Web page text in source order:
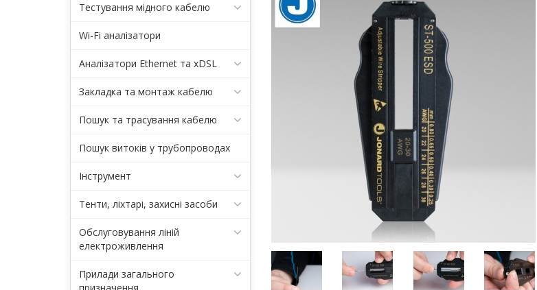
Тестування мідного кабелю
Wi-Fi аналізатори
Аналізатори Ethernet та xDSL
Закладка та монтаж кабелю
Пошук та трасування кабелю
Пошук витоків у трубопроводах
Інструмент
Тенти, ліхтарі, захисні засоби
Обслуговування ліній
електроживлення
Прилади загального